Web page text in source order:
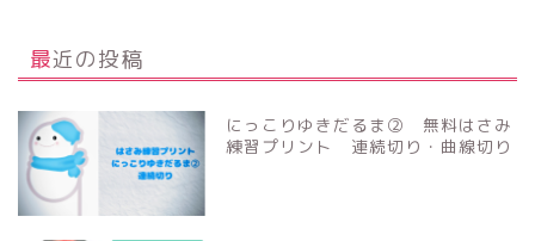
最近の投稿
にっこりゆきだるま② 無料はさみ
練習プリント 連続切り・曲線切り